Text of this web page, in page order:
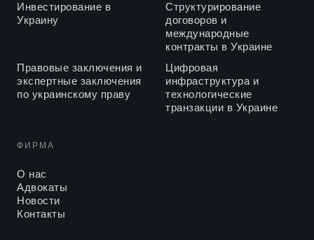
Инвестирование в
Украину
Структурирование
договоров и
международные
контракты в Украине
Правовые заключения и
экспертные заключения
по украинскому праву
Цифровая
инфраструктура и
технологические
транзакции в Украине
ФИРМА
О нас
Адвокаты
Новости
Контакты